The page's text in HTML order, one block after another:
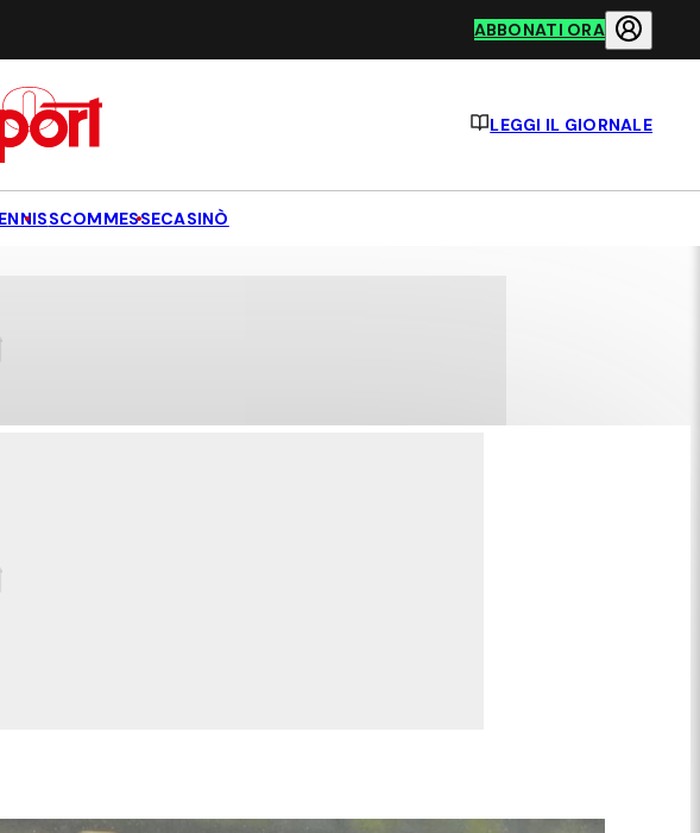
ABBONATI ORA
LEGGI IL GIORNALE
SCOMMESSECASINÒ